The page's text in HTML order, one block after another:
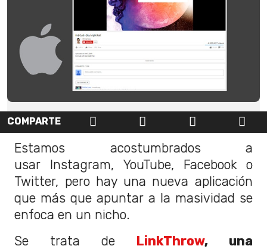
COMPARTE
Estamos acostumbrados a
usar Instagram, YouTube, Facebook o
Twitter, pero hay una nueva aplicación
que más que apuntar a la masividad se
enfoca en un nicho.
Se trata de LinkThrow, una